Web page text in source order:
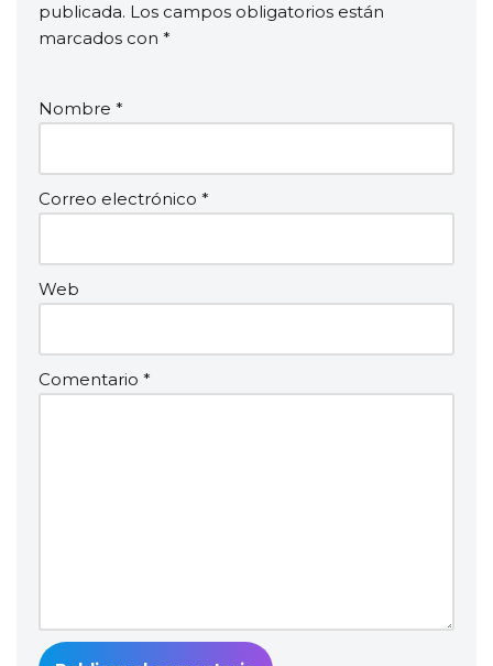
publicada. Los campos obligatorios están
marcados con *
Nombre *
Correo electrónico *
Web
Comentario *